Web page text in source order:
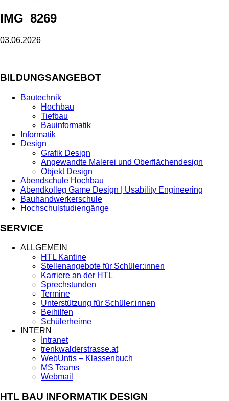
IMG_8269
03.06.2026
BILDUNGSANGEBOT
Bautechnik
Hochbau
Tiefbau
Bauinformatik
Informatik
Design
Grafik Design
Angewandte Malerei und Oberflächendesign
Objekt Design
Abendschule Hochbau
Abendkolleg Game Design | Usability Engineering
Bauhandwerkerschule
Hochschulstudiengänge
SERVICE
ALLGEMEIN
HTL Kantine
Stellenangebote für Schüler:innen
Karriere an der HTL
Sprechstunden
Termine
Unterstützung für Schüler:innen
Beihilfen
Schülerheime
INTERN
Intranet
trenkwalderstrasse.at
WebUntis – Klassenbuch
MS Teams
Webmail
HTL BAU INFORMATIK DESIGN